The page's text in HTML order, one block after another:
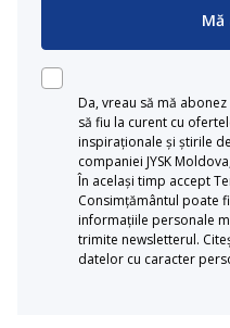
Mă
Da, vreau să mă abonez
să fiu la curent cu
inspiraționale și știrile
companiei JYSK
În același timp accept
Consimțământul poate
informațiile personale
trimite newsletterul.
datelor cu caracter